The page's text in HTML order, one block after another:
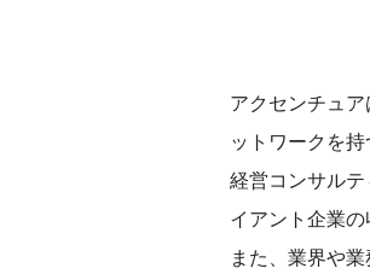
アクセンチュ
ットワークを
経営コンサル
イアント企業
また、業界や